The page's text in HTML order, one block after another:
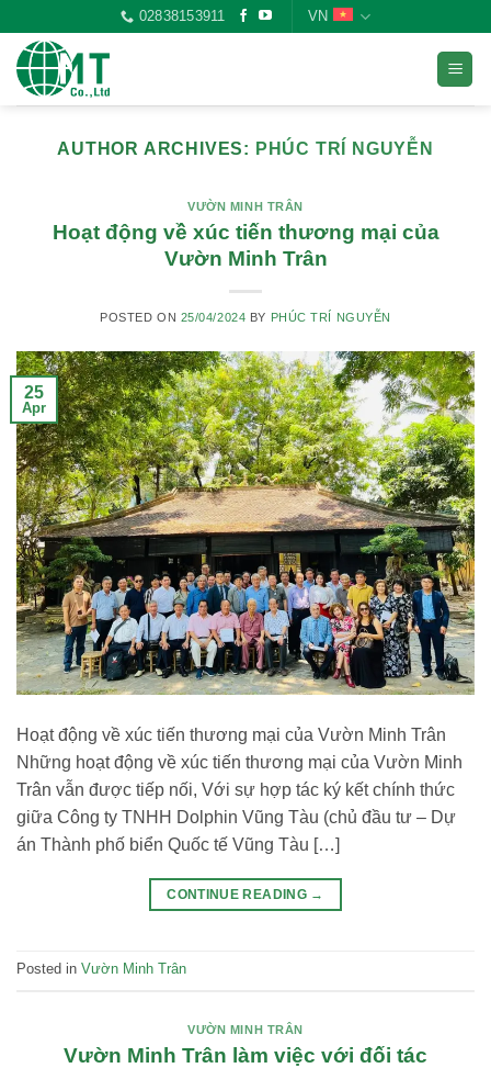
content
02838153911 VN
AUTHOR ARCHIVES: PHÚC TRÍ NGUYỄN
VƯỜN MINH TRÂN
Hoạt động về xúc tiến thương mại của
Vườn Minh Trân
POSTED ON 25/04/2024 BY PHÚC TRÍ NGUYỄN
25
Apr
Hoạt động về xúc tiến thương mại của Vườn Minh Trân
Những hoạt động về xúc tiến thương mại của Vườn Minh
Trân vẫn được tiếp nối, Với sự hợp tác ký kết chính thức
giữa Công ty TNHH Dolphin Vũng Tàu (chủ đầu tư – Dự
án Thành phố biển Quốc tế Vũng Tàu […]
CONTINUE READING →
Posted in Vườn Minh Trân
VƯỜN MINH TRÂN
Vườn Minh Trân làm việc với đối tác